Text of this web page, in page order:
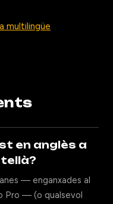
multilingüe
en anglès a
— enganxades al
Pro — (o qualsevol